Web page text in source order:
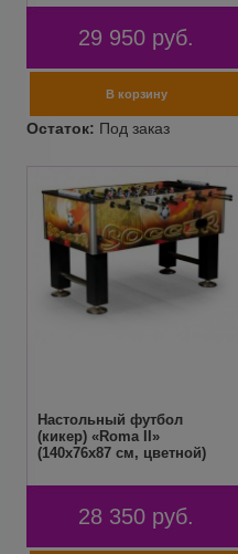
29 950 руб.
Настольный футбол
(кикер) «Roma II»
(140x76x87 см, цветной)
28 350 руб.